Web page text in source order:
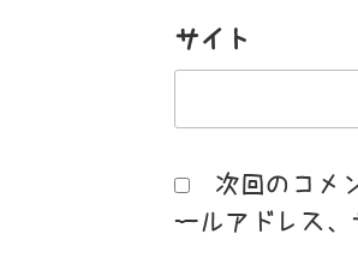
サイト
次回のコメ
ールアドレス、